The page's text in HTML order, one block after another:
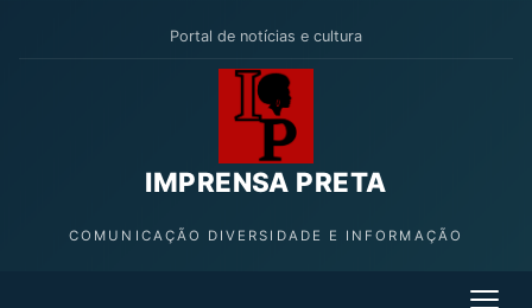
Portal de notícias e cultura
IMPRENSA PRETA
COMUNICAÇÃO DIVERSIDADE E INFORMAÇÃO